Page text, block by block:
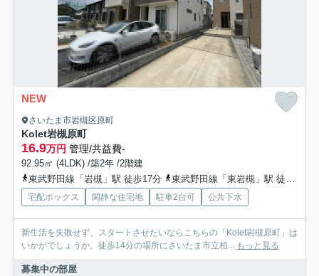
NEW
さいたま市岩槻区原町
Kolet岩槻原町
16.9万円 管理/共益費-
92.95㎡ (4LDK) /築2年 /2階建
東武野田線「岩槻」駅 徒歩17分
東武野田線「東岩槻」駅 徒歩50分
宅配ボックス 閑静な住宅地 駐車2台可 公共下水
新生活を失敗せず、スタートさせたいならこちらの「Kolet岩槻原町」は
いかがでしょうか。徒歩14分の場所にさいたま市立柏... もっと見る
募集中の部屋